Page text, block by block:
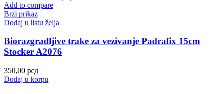
Add to compare
Brzi prikaz
Dodaj u listu želja
Biorazgradljive trake za vezivanje Padrafix 15cm
Stocker A2076
350,00 рсд
Dodaj u korpu